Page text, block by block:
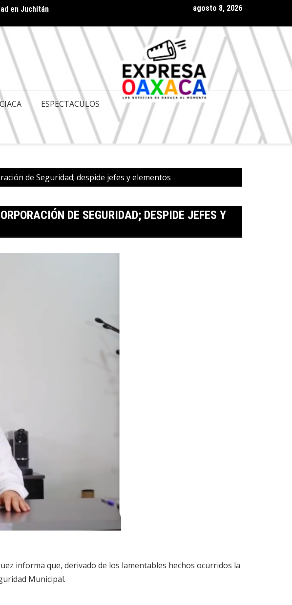
en Juchitán
Y
Cuenta Gobernador de Oaxaca Salomón Jara Cruz con amplia
agosto 8, 2026
ESPECTACULOS
de Seguridad; despide jefes y elementos
DE SEGURIDAD; DESPIDE JEFES Y
informa que, derivado de los lamentables hechos ocurridos la
Municipal.